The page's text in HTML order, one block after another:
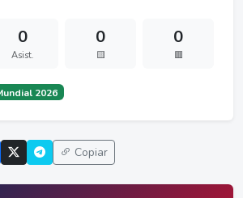
0
Asist.
0
🟨
0
🟥
2026
Copiar